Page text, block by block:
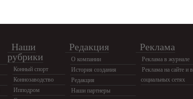
Наши
рубрики
Конный спорт
Коннозаводство
Ипподром
Редакция
О компании
История создания
Редакция
Наши партнеры
Реклама
Реклама в журнале
Реклама на сайте и в
социальных сетях